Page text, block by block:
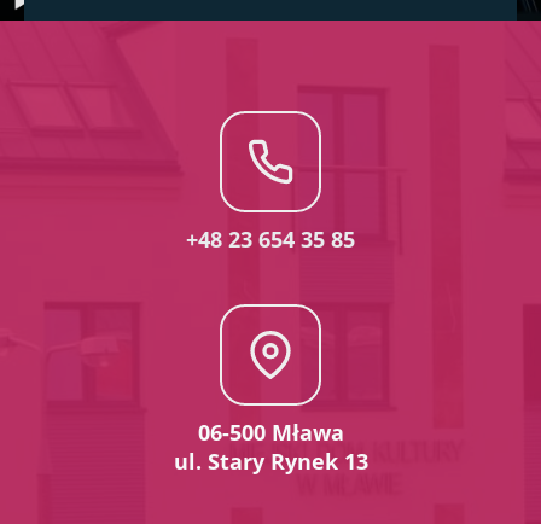
+48 23 654 35 85
06-500 Mława
ul. Stary Rynek 13